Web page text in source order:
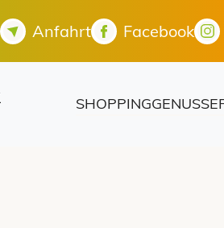
Anfahrt Facebook
SHOPPINGGENUSS